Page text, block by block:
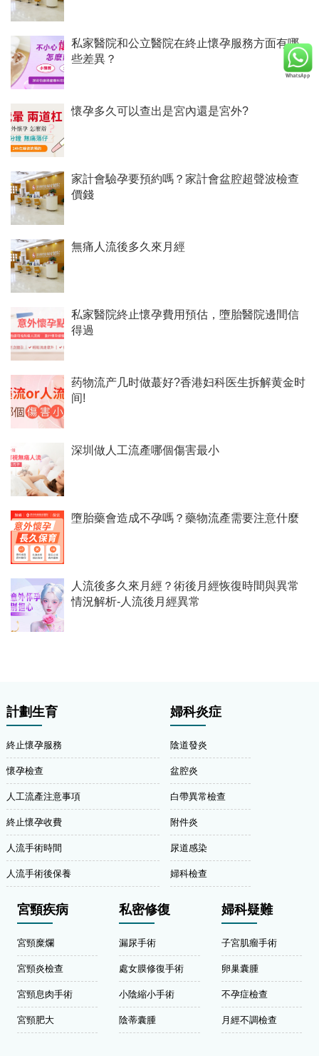
私家醫院和公立醫院在終止懷孕服務方面有哪
些差異？
懷孕多久可以查出是宮內還是宮外?
家計會驗孕要預約嗎？家計會盆腔超聲波檢查
價錢
無痛人流後多久來月經
私家醫院終止懷孕費用預估，墮胎醫院邊間信
得過
药物流产几时做蕞好?香港妇科医生拆解黄金时
间!
深圳做人工流產哪個傷害最小
墮胎藥會造成不孕嗎？藥物流產需要注意什麼
人流後多久來月經？術後月經恢復時間與異常
情況解析-人流後月經異常
計劃生育
終止懷孕服務
懷孕檢查
人工流產注意事項
終止懷孕收費
人流手術時間
人流手術後保養
婦科炎症
陰道發炎
盆腔炎
白帶異常檢查
附件炎
尿道感染
婦科檢查
宮頸疾病
宮頸糜爛
宮頸炎檢查
宮頸息肉手術
宮頸肥大
私密修復
漏尿手術
處女膜修復手術
小陰縮小手術
陰蒂囊腫
婦科疑難
子宮肌瘤手術
卵巢囊腫
不孕症檢查
月經不調檢查